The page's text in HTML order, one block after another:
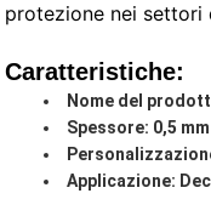
protezione nei settori
Caratteristiche:
Nome del
Spessore: 0,5 mm
Applicazione: